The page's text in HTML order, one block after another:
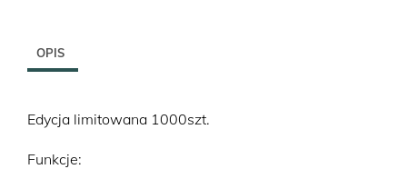
Chronometer
Day-
Automatic
Edition
OPIS
Edycja limitowana 1000szt.
Funkcje: